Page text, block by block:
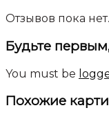
Отзывов пока нет.
Будьте
You must be
Похожие